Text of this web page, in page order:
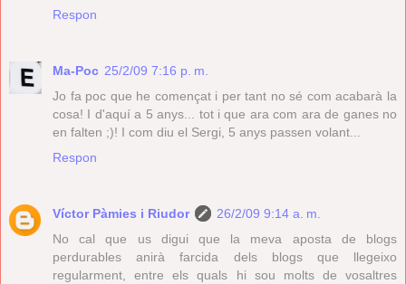
Respon
Ma-Poc 25/2/09 7:16 p. m.
Jo fa poc que he començat i per tant no sé com acabarà la
cosa! I d'aquí a 5 anys... tot i que ara com ara de ganes no
en falten ;)! I com diu el Sergi, 5 anys passen volant...
Respon
Víctor Pàmies i Riudor
26/2/09 9:14 a. m.
No cal que us digui que la meva aposta de blogs
perdurables anirà farcida dels blogs que llegeixo
regularment, entre els quals hi sou molts de vosaltres